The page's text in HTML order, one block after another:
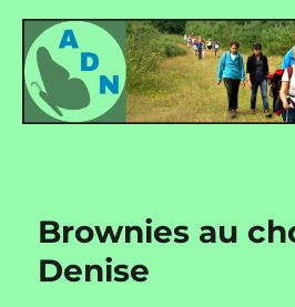
Brownies au
Denise